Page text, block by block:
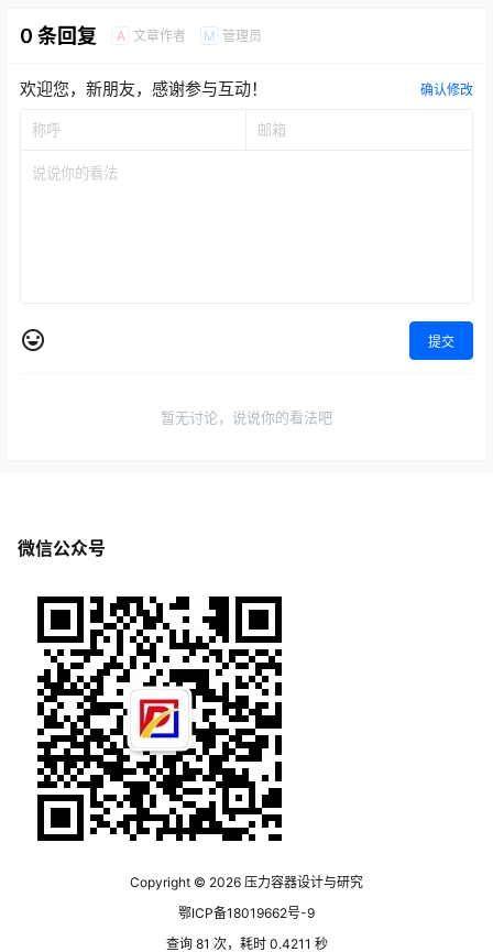
0 条回复 A 文章作者 M 管理员
欢迎您，新朋友，感谢参与互动！ 确认修改
提交
暂无讨论，说说你的看法吧
微信公众号
Copyright © 2026 压力容器设计与研究
鄂ICP备18019662号-9
查询 81 次，耗时 0.4211 秒